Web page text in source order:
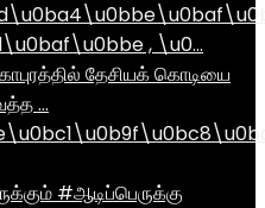
, \u0…
தேசியக் கொடியை
…
#ஆடிப்பெருக்கு